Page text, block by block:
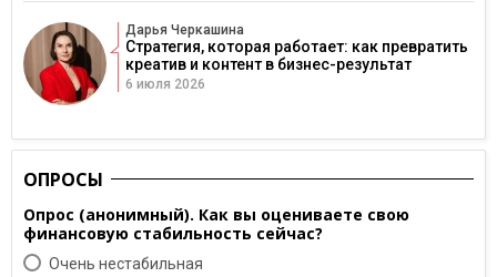
Дарья Черкашина
Стратегия, которая работает: как превратить
креатив и контент в бизнес-результат
6 июля 2026
ОПРОСЫ
Опрос (анонимный). Как вы оцениваете свою
финансовую стабильность сейчас?
Очень нестабильная